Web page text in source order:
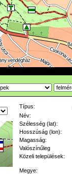
Típus:
Név:
Szélesség (lat):
Hosszúság (lon):
Magasság:
Valószínűleg
Közeli települések:
Megye: